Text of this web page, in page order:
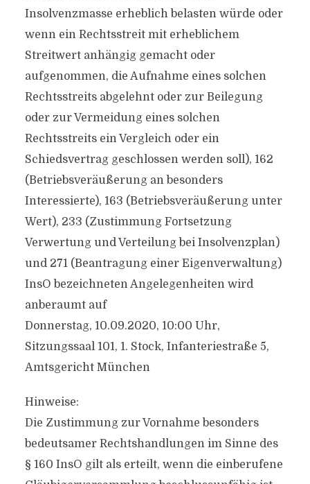
Insolvenzmasse erheblich belasten würde oder
wenn ein Rechtsstreit mit erheblichem
Streitwert anhängig gemacht oder
aufgenommen, die Aufnahme eines solchen
Rechtsstreits abgelehnt oder zur Beilegung
oder zur Vermeidung eines solchen
Rechtsstreits ein Vergleich oder ein
Schiedsvertrag geschlossen werden soll), 162
(Betriebsveräußerung an besonders
Interessierte), 163 (Betriebsveräußerung unter
Wert), 233 (Zustimmung Fortsetzung
Verwertung und Verteilung bei Insolvenzplan)
und 271 (Beantragung einer Eigenverwaltung)
InsO bezeichneten Angelegenheiten wird
anberaumt auf
Donnerstag, 10.09.2020, 10:00 Uhr,
Sitzungssaal 101, 1. Stock, Infanteriestraße 5,
Amtsgericht München
Hinweise:
Die Zustimmung zur Vornahme besonders
bedeutsamer Rechtshandlungen im Sinne des
§ 160 InsO gilt als erteilt, wenn die einberufene